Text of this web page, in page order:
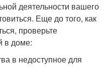
деятельности вашего
Еще до того, как
проверьте
в доме:
в недоступное для